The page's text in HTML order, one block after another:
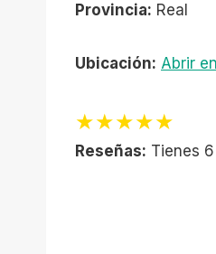
Provincia: Real
Ubicación: Abrir
★★★★★
Reseñas: Tienes